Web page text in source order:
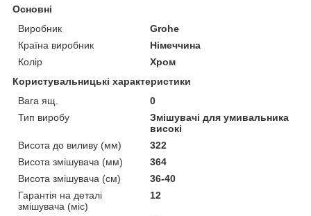
Основні
Виробник
Grohe
Країна виробник
Німеччина
Колір
Хром
Користувальницькі характеристики
Вага ящ.
0
Тип виробу
Змішувачі для умивальника
високі
Висота до виливу (мм)
322
Висота змішувача (мм)
364
Висота змішувача (см)
36-40
Гарантія на деталі
змішувача (міс)
12